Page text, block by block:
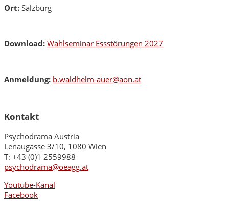
Ort: Salzburg
Download: Wahlseminar Essstörungen 2027
Anmeldung: b.waldhelm-auer@aon.at
Kontakt
Psychodrama Austria
Lenaugasse 3/10, 1080 Wien
T: +43 (0)1 2559988
psychodrama@oeagg.at
Youtube-Kanal
Facebook